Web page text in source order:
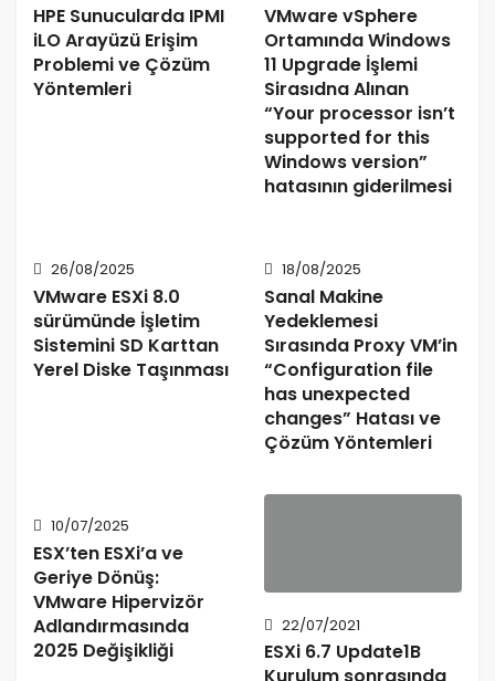
HPE Sunucularda IPMI
iLO Arayüzü Erişim
Problemi ve Çözüm
Yöntemleri
VMware vSphere
Ortamında Windows
11 Upgrade İşlemi
Sirasıdna Alınan
“Your processor isn’t
supported for this
Windows version”
hatasının giderilmesi
26/08/2025
VMware ESXi 8.0
sürümünde İşletim
Sistemini SD Karttan
Yerel Diske Taşınması
18/08/2025
Sanal Makine
Yedeklemesi
Sırasında Proxy VM’in
“Configuration file
has unexpected
changes” Hatası ve
Çözüm Yöntemleri
10/07/2025
ESX’ten ESXi’a ve
Geriye Dönüş:
VMware Hipervizör
Adlandırmasında
2025 Değişikliği
22/07/2021
ESXi 6.7 Update1B